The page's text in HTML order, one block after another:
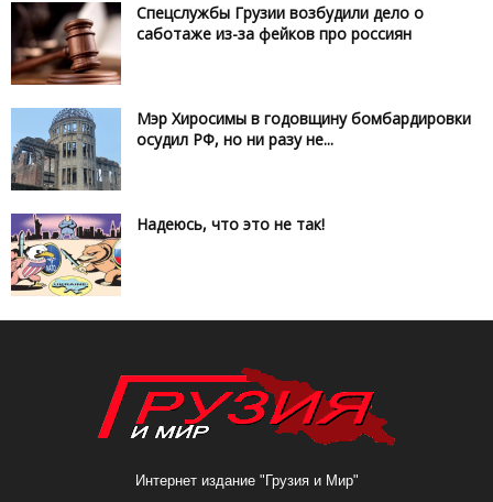
Спецслужбы Грузии возбудили дело о
саботаже из-за фейков про россиян
Мэр Хиросимы в годовщину бомбардировки
осудил РФ, но ни разу не...
Надеюсь, что это не так!
Интернет издание "Грузия и Мир"